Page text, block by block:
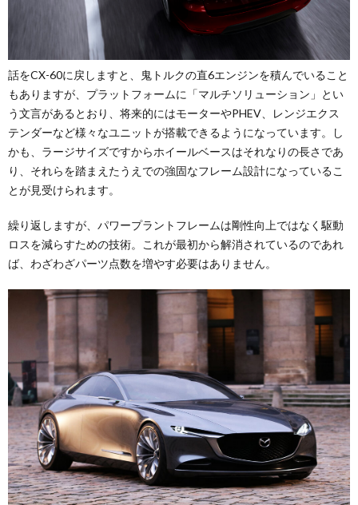
話をCX-60に戻しますと、鬼トルクの直6エンジンを積んでいること
もありますが、プラットフォームに「マルチソリューション」とい
う文言があるとおり、将来的にはモーターやPHEV、レンジエクス
テンダーなど様々なユニットが搭載できるようになっています。し
かも、ラージサイズですからホイールベースはそれなりの長さであ
り、それらを踏まえたうえでの強固なフレーム設計になっているこ
とが見受けられます。
繰り返しますが、パワープラントフレームは剛性向上ではなく駆動
ロスを減らすための技術。これが最初から解消されているのであれ
ば、わざわざパーツ点数を増やす必要はありません。